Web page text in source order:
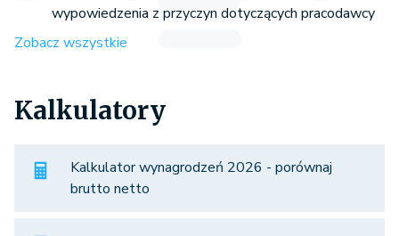
wypowiedzenia z przyczyn dotyczących pracodawcy
Zobacz wszystkie
Kalkulatory
Kalkulator wynagrodzeń 2026 - porównaj
brutto netto